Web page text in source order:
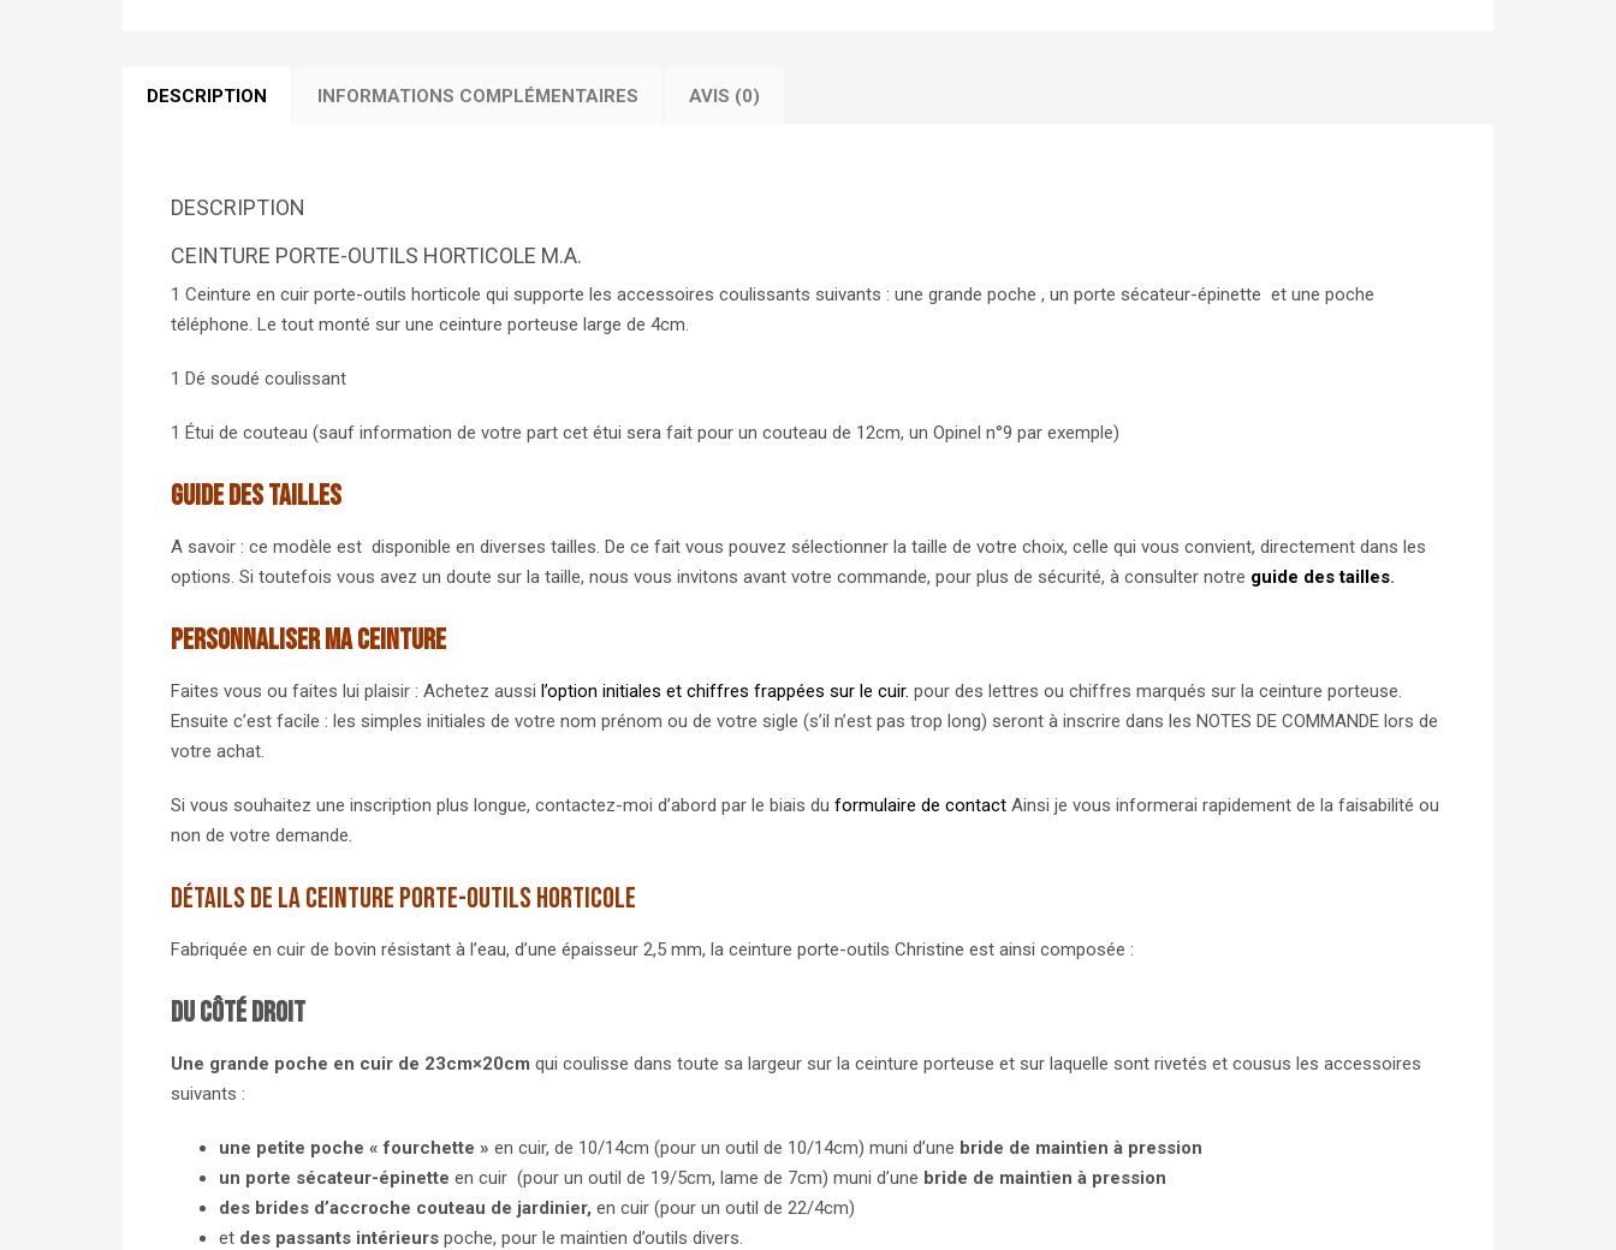
DESCRIPTION INFORMATIONS COMPLÉMENTAIRES AVIS (0)
DESCRIPTION
CEINTURE PORTE-OUTILS HORTICOLE M.A.
1 Ceinture en cuir porte-outils horticole qui supporte les accessoires coulissants suivants : une grande poche , un porte sécateur-épinette et une poche
téléphone. Le tout monté sur une ceinture porteuse large de 4cm.
1 Dé soudé coulissant
1 Étui de couteau (sauf information de votre part cet étui sera fait pour un couteau de 12cm, un Opinel n°9 par exemple)
Guide des tailles
A savoir : ce modèle est disponible en diverses tailles. De ce fait vous pouvez sélectionner la taille de votre choix, celle qui vous convient, directement dans les
options. Si toutefois vous avez un doute sur la taille, nous vous invitons avant votre commande, pour plus de sécurité, à consulter notre guide des tailles.
Personnaliser ma ceinture
Faites vous ou faites lui plaisir : Achetez aussi l’option initiales et chiffres frappées sur le cuir. pour des lettres ou chiffres marqués sur la ceinture porteuse.
Ensuite c’est facile : les simples initiales de votre nom prénom ou de votre sigle (s’il n’est pas trop long) seront à inscrire dans les NOTES DE COMMANDE lors de
votre achat.
Si vous souhaitez une inscription plus longue, contactez-moi d’abord par le biais du formulaire de contact Ainsi je vous informerai rapidement de la faisabilité ou
non de votre demande.
Détails de la ceinture porte-outils horticole
Fabriquée en cuir de bovin résistant à l’eau, d’une épaisseur 2,5 mm, la ceinture porte-outils Christine est ainsi composée :
Du côté droit
Une grande poche en cuir de 23cm×20cm qui coulisse dans toute sa largeur sur la ceinture porteuse et sur laquelle sont rivetés et cousus les accessoires
suivants :
une petite poche « fourchette » en cuir, de 10/14cm (pour un outil de 10/14cm) muni d’une bride de maintien à pression
un porte sécateur-épinette en cuir (pour un outil de 19/5cm, lame de 7cm) muni d’une bride de maintien à pression
des brides d’accroche couteau de jardinier, en cuir (pour un outil de 22/4cm)
et des passants intérieurs poche, pour le maintien d’outils divers.